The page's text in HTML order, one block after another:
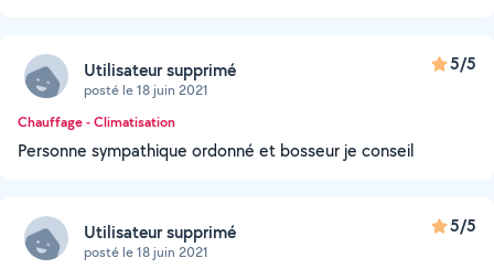
Utilisateur supprimé
posté le 18 juin 2021
5/5
Chauffage - Climatisation
Personne sympathique ordonné et bosseur je conseil
Utilisateur supprimé
posté le 18 juin 2021
5/5